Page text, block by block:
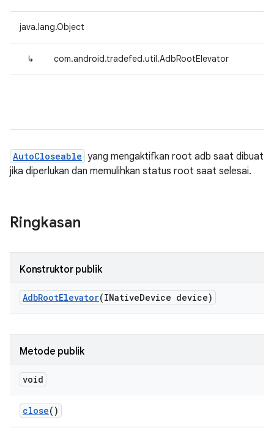
java.lang.Object
↳ com.android.tradefed.util.AdbRootElevator
AutoCloseable yang mengaktifkan root adb saat dibuat
jika diperlukan dan memulihkan status root saat selesai.
Ringkasan
Konstruktor publik
AdbRootElevator(INativeDevice device)
Metode publik
void
close()